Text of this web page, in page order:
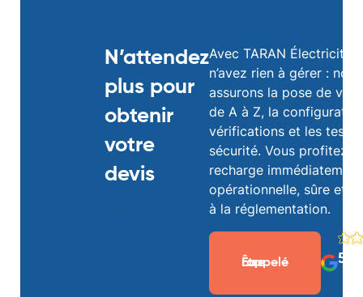
N’attendez
plus pour
obtenir
votre
devis
Avec TARAN Électricité,
n’avez rien à gérer : nous
assurons la pose de
de A à Z, la
vérifications et les tests
sécurité. Vous profitez
recharge immédiatement
opérationnelle, sûre et
à la réglementation.
Être rappelé 5/5